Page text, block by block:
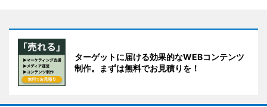
ターゲットに届ける効果的なWEBコンテンツ
制作。まずは無料でお見積りを！